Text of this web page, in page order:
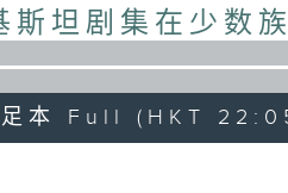
斯坦剧集在少数
本 Full (HKT